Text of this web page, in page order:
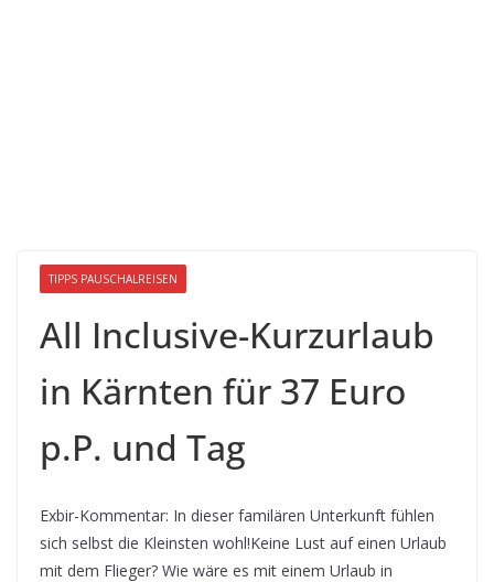
TIPPS PAUSCHALREISEN
All Inclusive-Kurzurlaub
in Kärnten für 37 Euro
p.P. und Tag
Exbir-Kommentar: In dieser familären Unterkunft fühlen
sich selbst die Kleinsten wohl!Keine Lust auf einen Urlaub
mit dem Flieger? Wie wäre es mit einem Urlaub in